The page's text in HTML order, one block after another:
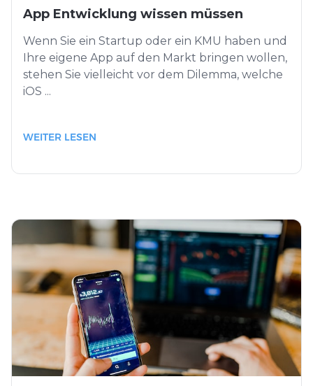
App Entwicklung wissen müssen
Wenn Sie ein Startup oder ein KMU haben und
Ihre eigene App auf den Markt bringen wollen,
stehen Sie vielleicht vor dem Dilemma, welche
iOS ...
WEITER LESEN